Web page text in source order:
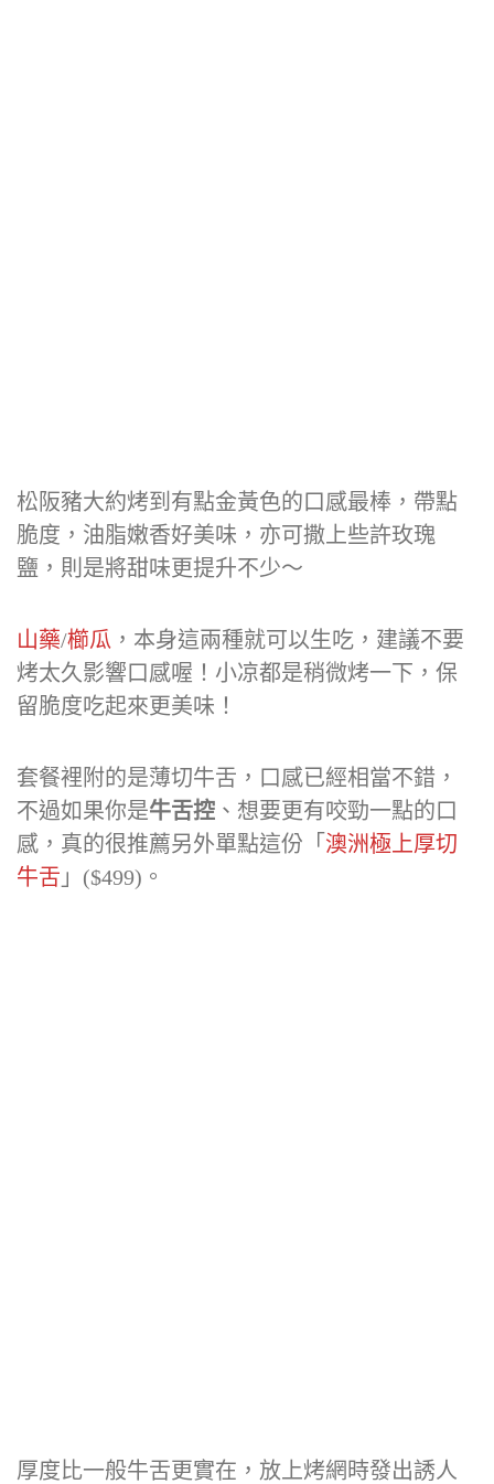
松阪豬大約烤到有點金黃色的口感最棒，帶點
脆度，油脂嫩香好美味，亦可撒上些許玫瑰
鹽，則是將甜味更提升不少～
山藥/櫛瓜 ，本身這兩種就可以生吃，建議不要
烤太久影響口感喔！小凉都是稍微烤一下，保
留脆度吃起來更美味！
套餐裡附的是薄切牛舌，口感已經相當不錯，
不過如果你是牛舌控 、想要更有咬勁一點的口
感，真的很推薦另外單點這份「 澳洲極上厚切
牛舌 」($499)。
厚度比一般牛舌更實在，放上烤網時發出誘人